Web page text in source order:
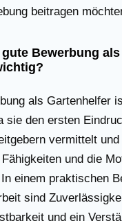
beitragen
Bewerbung als
als Gartenhelfer
sie den ersten
vermittelt
und die
einem praktischen
sind
und ein